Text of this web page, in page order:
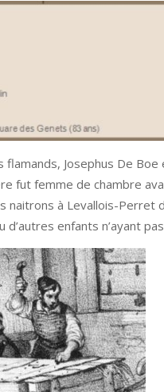
Josephus De
fut femme de chambre
à Levallois-Perret
enfants n’ayant